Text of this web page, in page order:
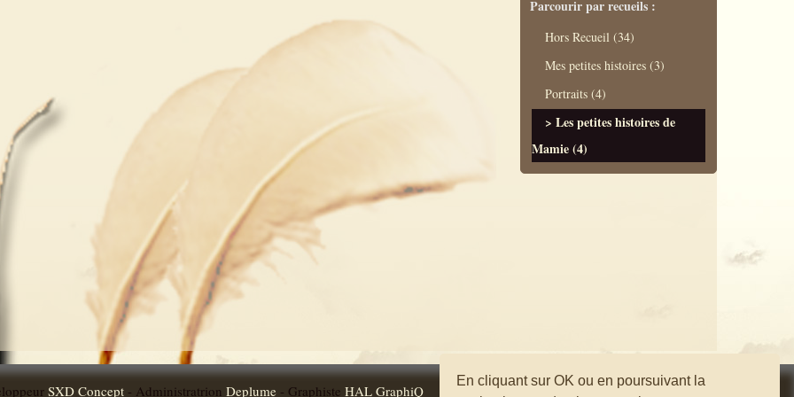
En cliquant sur OK ou en poursuivant la
Parcourir par recueils :
Hors Recueil (34)
Mes petites histoires (3)
Portraits (4)
Les petites histoires de
Mamie (4)
SXD Concept - Administratrion Deplume - Graphiste HAL GraphiQ